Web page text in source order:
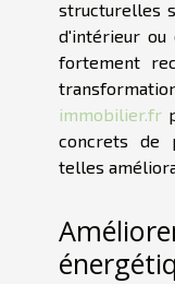
structurelles
d'intérieur ou
fortement
immobilier.fr
concrets de
telles